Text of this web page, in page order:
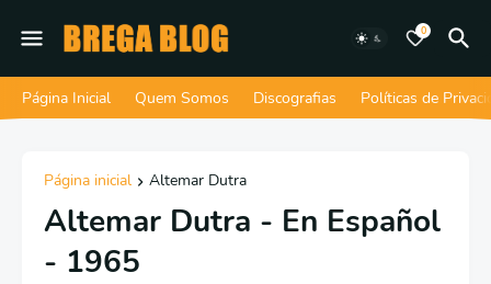
0
Página Inicial Quem Somos Discografias Políticas de
Página inicial Altemar Dutra
Altemar Dutra - En Español
- 1965